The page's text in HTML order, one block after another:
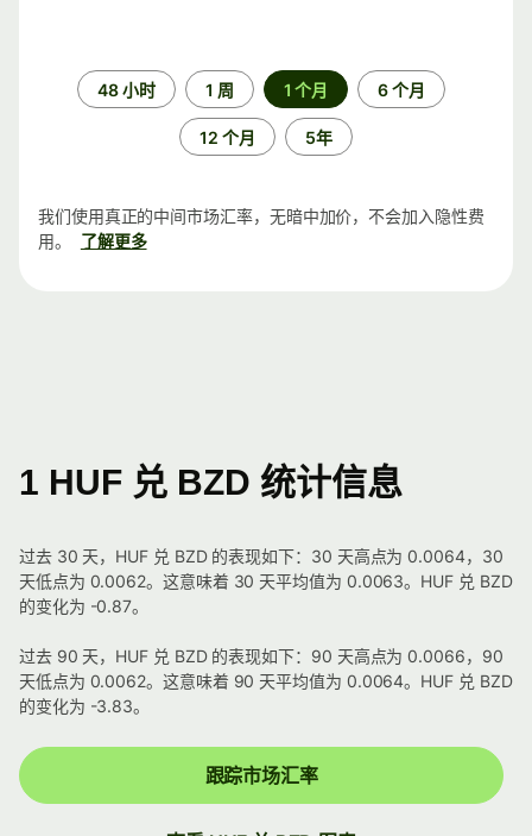
48 小时 1 周 1 个月 6 个月
12 个月 5年
我们使用真正的中间市场汇率，无暗中加价，不会加入隐性费
用。
了解更多
1 HUF 兑 BZD 统计信息
过去 30 天，HUF 兑 BZD 的表现如下：30 天高点为 0.0064，30
天低点为 0.0062。这意味着 30 天平均值为 0.0063。HUF 兑 BZD
的变化为 -0.87。
过去 90 天，HUF 兑 BZD 的表现如下：90 天高点为 0.0066，90
天低点为 0.0062。这意味着 90 天平均值为 0.0064。HUF 兑 BZD
的变化为 -3.83。
跟踪市场汇率